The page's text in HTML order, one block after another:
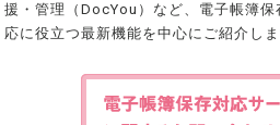
援・管理（DocYou）など、電子帳簿
応に役立つ最新機能を中心にご紹介しま